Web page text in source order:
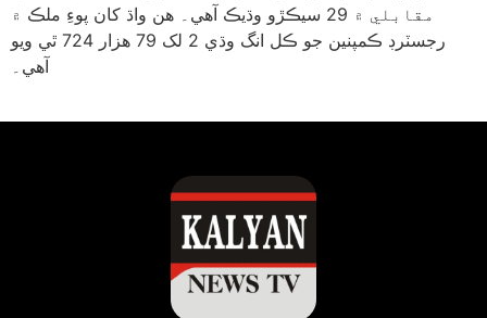
مقابلي ۾ 29 سيڪڙو وڌيڪ آهي۔ هن واڌ کان پوءِ ملڪ ۾
رجسٽرڊ ڪمپنين جو ڪل انگ وڌي 2 لک 79 هزار 724 ٿي ويو
آهي۔